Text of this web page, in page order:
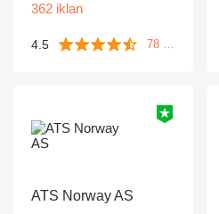
362 iklan
4.5 78 ulasan
ATS Norway AS